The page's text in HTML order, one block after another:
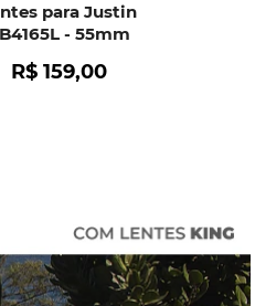
para Justin
- 55mm
R$ 159,00